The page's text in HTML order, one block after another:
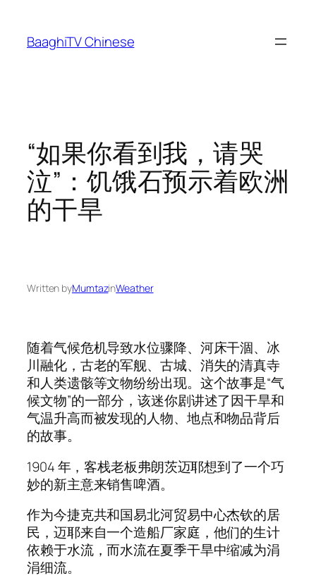
content
BaaghiTV Chinese
“如果你看到我，请哭
泣”：饥饿石预示着欧洲
的干旱
Written byMumtazinWeather
随着气候危机导致水位骤降、河床干涸、冰
川融化，古老的军舰、古城、消失的清真寺
和人类遗骸等文物纷纷出现。这个故事是“气
候文物”的一部分，该迷你剧讲述了因干旱和
气温升高而被发现的人物、地点和物品背后
的故事。
1904 年，客栈老板弗朗茨迈耶想到了一个巧
妙的新主意来销售啤酒。
作为今捷克共和国易北河贸易中心杰钦的居
民，迈耶来自一个造船厂家庭，他们的生计
依赖​​于水流，而水流在夏季干旱中缩减为涓
涓细流。